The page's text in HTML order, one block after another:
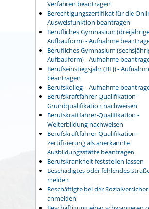
Verfahren beantragen
Berechtigungszertifikat für die
Ausweisfunktion beantragen
Berufliches Gymnasium (dreijährige
Aufbauform) - Aufnahme
Berufliches Gymnasium
Aufbauform) - Aufnahme
Berufseinstiegsjahr (BEJ) -
beantragen
Berufskolleg – Aufnahme
Berufskraftfahrer-Qualifikation -
Grundqualifikation nachweisen
Berufskraftfahrer-Qualifikation -
Weiterbildung nachweisen
Berufskraftfahrer-Qualifikation -
Zertifizierung als anerkannte
Ausbildungsstätte beantragen
Berufskrankheit feststellen lassen
Beschädigtes oder fehlendes
melden
Beschäftigte bei der
anmelden